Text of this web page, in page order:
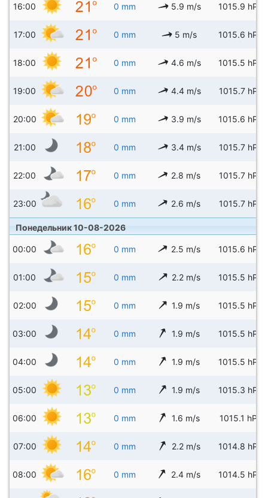
16:00 0 mm 5.9 m/s 1015.9 hPa
17:00 0 mm 5 m/s 1015.6 hPa
18:00 0 mm 4.6 m/s 1015.5 hPa
19:00 0 mm 4.4 m/s 1015.7 hPa
20:00 0 mm 3.9 m/s 1015.6 hPa
21:00 0 mm 3.4 m/s 1015.7 hPa
22:00 0 mm 2.8 m/s 1015.7 hPa
23:00 0 mm 2.6 m/s 1015.7 hPa
Понедельник 10-08-2026
00:00 0 mm 2.5 m/s 1015.6 hPa
01:00 0 mm 2.2 m/s 1015.5 hPa
02:00 0 mm 1.9 m/s 1015.5 hPa
03:00 0 mm 1.9 m/s 1015.5 hPa
04:00 0 mm 1.9 m/s 1015.5 hPa
05:00 0 mm 1.9 m/s 1015.3 hPa
06:00 0 mm 1.6 m/s 1015.1 hPa
07:00 0 mm 2.2 m/s 1014.8 hPa
08:00 0 mm 2.4 m/s 1014.5 hPa